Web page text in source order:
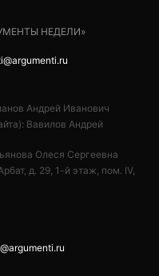
НЕДЕЛИ»
Андрей Иванович
Вавилов Андрей
Олеся Сергеевна
д. 29, 1-й этаж, пом. IV,